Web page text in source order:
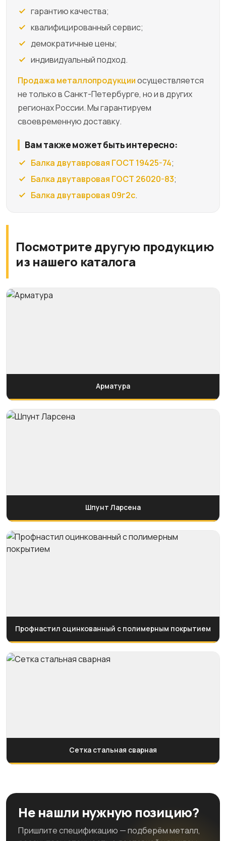
гарантию качества;
квалифицированный сервис;
демократичные цены;
индивидуальный подход.
Продажа металлопродукцииосуществляется
не только в Санкт-Петербурге, но и в других
регионах России. Мы гарантируем
своевременную доставку.
Вам также может быть интересно:
Балка двутавровая ГОСТ 19425-74;
Балка двутавровая ГОСТ 26020-83;
Балка двутавровая 09г2с.
Посмотрите другую продукцию
из нашего каталога
Арматура
Шпунт Ларсена
Профнастил оцинкованный с полимерным покрытием
Сетка стальная сварная
Не нашли нужную позицию?
Пришлите спецификацию — подберём металл,